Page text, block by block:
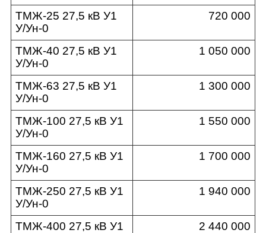
ТМЖ-25 27,5 кВ У1
У/Ун-0
720 000
ТМЖ-40 27,5 кВ У1
У/Ун-0
1 050 000
ТМЖ-63 27,5 кВ У1
У/Ун-0
1 300 000
ТМЖ-100 27,5 кВ У1
У/Ун-0
1 550 000
ТМЖ-160 27,5 кВ У1
У/Ун-0
1 700 000
ТМЖ-250 27,5 кВ У1
У/Ун-0
1 940 000
ТМЖ-400 27,5 кВ У1
2 440 000